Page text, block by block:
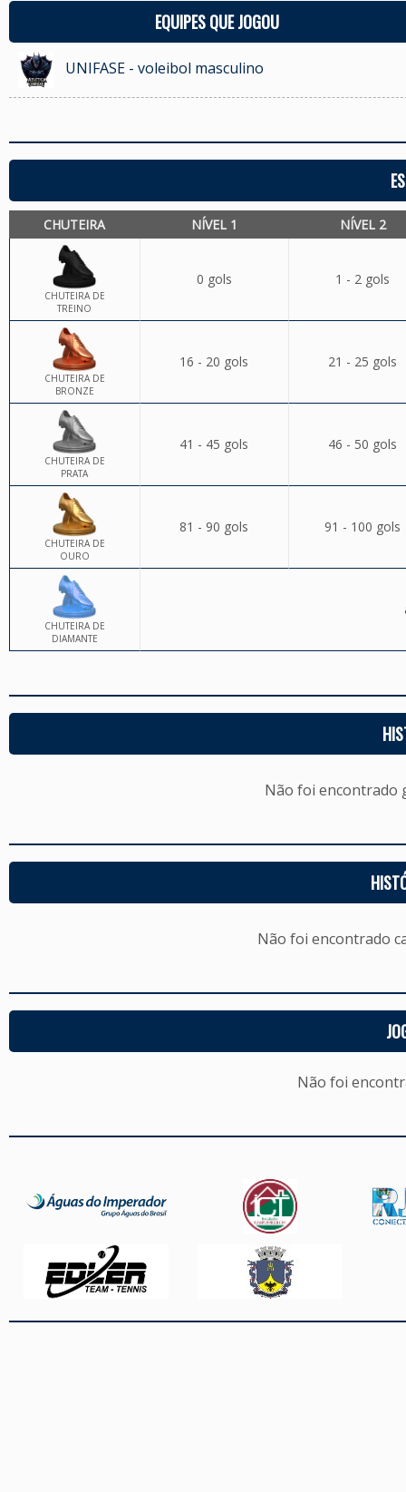
EQUIPES QUE JOGOU
UNIFASE - voleibol masculino
CHUTEIRA NÍVEL 1 NÍVEL 2
CHUTEIRA DE
TREINO
0 gols 1 - 2 gols
CHUTEIRA DE
BRONZE
16 - 20 gols 21 - 25 gols
CHUTEIRA DE
PRATA
41 - 45 gols 46 - 50 gols
CHUTEIRA DE
OURO
81 - 90 gols 91 - 100 gols
CHUTEIRA DE
DIAMANTE
Não foi encontrado
Não foi encontrado
Não foi